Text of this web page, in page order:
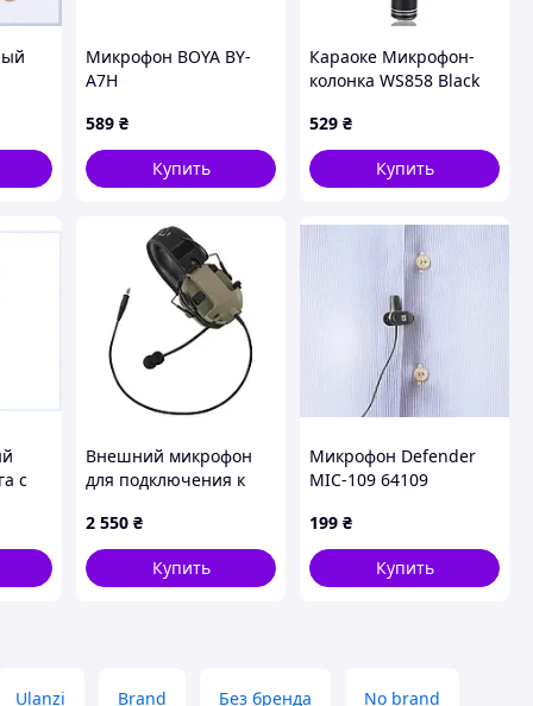
Микрофон BOYA BY-
A7H
589 ₴
Купить
Караоке Микрофон-
колонка WS858 Black
529 ₴
Купить
с
Внешний микрофон
для подключения к
Walkers Razor Slim -
Coyote
2 550 ₴
Купить
Микрофон Defender
MIC-109 64109
199 ₴
Купить
Ulanzi Brand Без бренда No brand